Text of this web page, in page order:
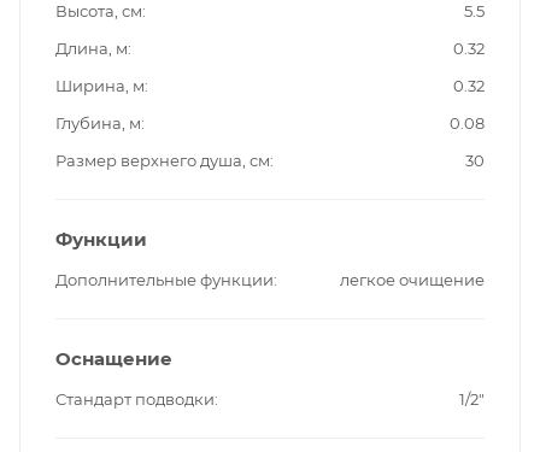
Высота, см
5.5
Длина, м
0.32
Ширина, м
0.32
Глубина, м
0.08
Размер верхнего душа, см
30
Функции
Дополнительные функции легкое очищение
Оснащение
Стандарт подводки 1/2"